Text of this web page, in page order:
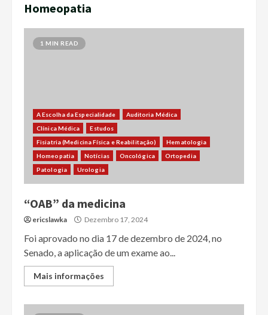
Homeopatia
1 MIN READ
A Escolha da Especialidade
Auditoria Médica
Clínica Médica
Estudos
Fisiatria (Medicina Física e Reabilitação)
Hematologia
Homeopatia
Notícias Oncológica
Ortopedia
Patologia
Urologia
“OAB” da medicina
ericslawka Dezembro 17, 2024
Foi aprovado no dia 17 de dezembro de 2024, no
Senado, a aplicação de um exame ao...
Mais informações